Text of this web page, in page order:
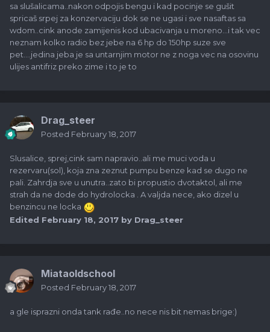
sa slušalicama..nakon odpojis bengu i kad pocinje se gušit
spricaš srpej za konzervaciju dok se ne ugasi i sve nasaftas sa
wdom..cink anode zamijenis kod ubacivanja u moreno...i tak vec
neznam kolko radio bez jebe na 6 hp do 150hp suze sve
pet....jedina jeba je sa untarnjim motor ne z noga vec na osovinu
ulijes antifriz preko zime i to je to
Drag_steer
Posted February 18, 2017
Slusalice, sprej,cink sam napravio..ali me muci voda u
rezervaru(sol), koja zna zeznut pumpu benze kad se dugo ne
pali. Zahrdja sve u unutra..zato bi propustio dvotaktol, ali me
strah da ne dode do hydrolocka . A valjda nece, ako dizel u
benzincu ne locka
Edited February 18, 2017 by Drag_steer
Miataoldschool
Posted February 18, 2017
a gle isprazni onda tank rađe..no nece nis bit nemas brige:)